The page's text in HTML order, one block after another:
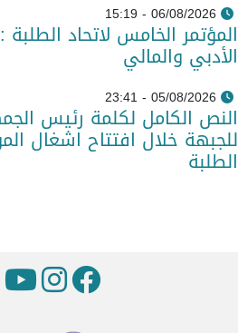
06/08/2026 - 15:19
المؤتمر الخامس لاتحاد
الأدبي والمالي
05/08/2026 - 23:41
النص الكامل لكلمة رئيس
للجبهة خلال افتتاح اشغال
الطلبة